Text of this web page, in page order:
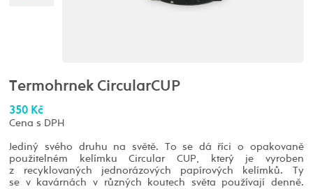
Termohrnek CircularCUP
350 Kč
Cena s DPH
Jediný svého druhu na světě. To se dá říci o opakovaně
použitelném kelímku Circular CUP, který je vyroben
z recyklovaných jednorázových papírových kelímků. Ty
se v kavárnách v různých koutech světa používají denně.